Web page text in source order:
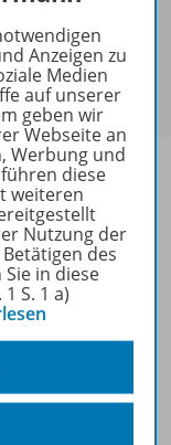
?
melden Sie
Anzeigen zu
Medien
auf unserer
geben wir
Webseite an
Werbung und
diese
weiteren
Nutzung der
des
Sie in diese
S. 1 a)